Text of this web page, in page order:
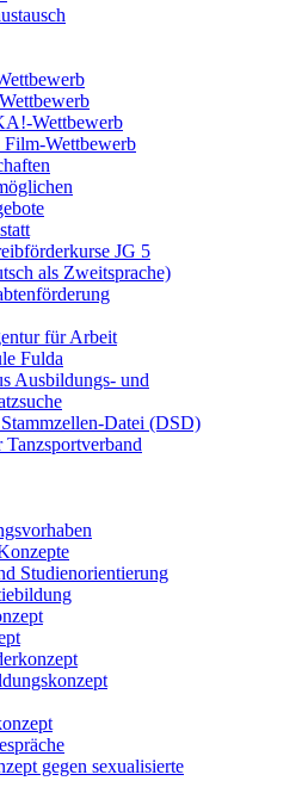
Wettbewerb
Film-Wettbewerb
JG 5
als Zweitsprache)
für Arbeit
Fulda
Ausbildungs- und
Datei (DSD)
Tanzsportverband
Studienorientierung
gegen sexualisierte